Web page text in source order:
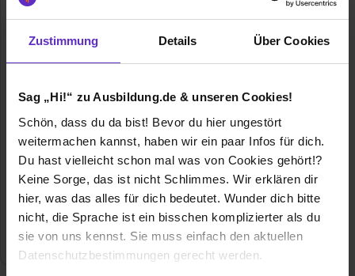
Zustimmung Details Über Cookies
Sag „Hi!“ zu Ausbildung.de & unseren Cookies!
Schön, dass du da bist! Bevor du hier ungestört
weitermachen kannst, haben wir ein paar Infos für dich.
Du hast vielleicht schon mal was von Cookies gehört!?
Keine Sorge, das ist nicht Schlimmes. Wir erklären dir
hier, was das alles für dich bedeutet. Wunder dich bitte
nicht, die Sprache ist ein bisschen komplizierter als du
sie von uns kennst. Sie muss einfach den aktuellen
Datenschutzbestimmungen gerecht werden.
SMF GmbH
44263 Dortmund
Gründungsjahr 1985
Mitarbeiter 240
Branche IT / EDV